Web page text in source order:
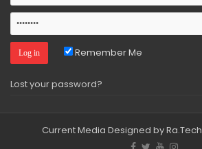
Remember Me
Lost your password?
Current Media Designed by Ra.Tech